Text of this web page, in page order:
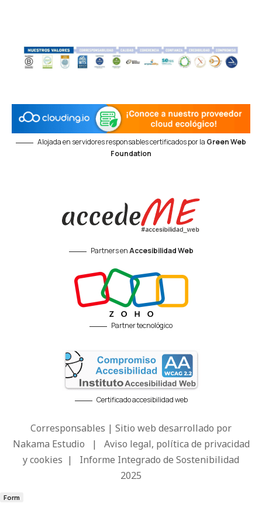
Alojada en servidores responsables certificados por la Green Web
Foundation
Partners enAccesibilidad Web
Partner tecnológico
Certificado accesibilidad web
Corresponsables | Sitio web desarrollado por
Nakama Estudio | Aviso legal, política de privacidad
y cookies | Informe Integrado de Sostenibilidad
2025
Form